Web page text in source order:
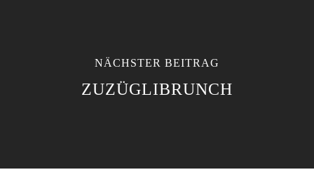
NÄCHSTER BEITRAG
ZUZÜGLIBRUNCH